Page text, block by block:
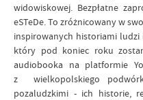
widowiskowej. Bezpłatne
eSTeDe. To zróżnicowany w
inspirowanych historiami ludzi
który pod koniec roku
audiobooka na platformie
z wielkopolskiego
pozaludzkimi - ich historie,